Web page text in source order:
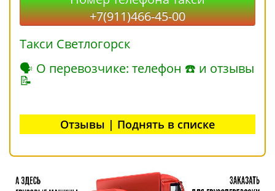
+7(911)466-45-00
Такси Светлогорск
🗣 О перевозчике: телефон ☎ и отзывы
📝
Отзывы | Поднять в списке